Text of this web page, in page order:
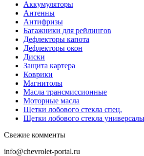
Аккумуляторы
Антенны
Антифризы
Багажники для рейлингов
Дефлекторы капота
Дефлекторы окон
Диски
Защита картера
Коврики
Магнитолы
Масла трансмиссионные
Моторные масла
Щетки лобового стекла спец.
Щетки лобового стекла
Свежие комменты
info@chevrolet-portal.ru